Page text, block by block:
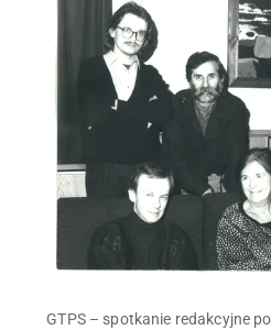
GTPS – spotkanie redakcyjne